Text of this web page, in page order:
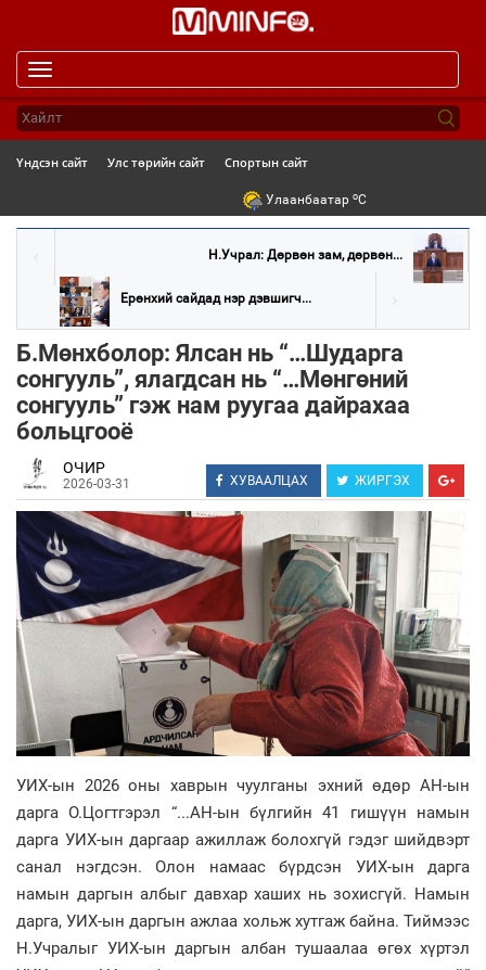
navigation
Үндсэн сайт Улс төрийн сайт Спортын сайт
Улаанбаатар oC
Н.Учрал: Дөрвөн зам, дөрвөн...
Ерөнхий сайдад нэр дэвшигч...
Б.Мөнхболор: Ялсан нь “…Шударга
сонгууль”, ялагдсан нь “…Мөнгөний
сонгууль” гэж нам руугаа дайрахаа
больцгооё
ОЧИР
2026-03-31 ХУВААЛЦАХ ЖИРГЭХ
УИХ-ын 2026 оны хаврын чуулганы эхний өдөр АН-ын
дарга О.Цогтгэрэл “...АН-ын бүлгийн 41 гишүүн намын
дарга УИХ-ын даргаар ажиллаж болохгүй гэдэг шийдвэрт
санал нэгдсэн. Олон намаас бүрдсэн УИХ-ын дарга
намын даргын албыг давхар хаших нь зохисгүй. Намын
дарга, УИХ-ын даргын ажлаа хольж хутгаж байна. Тиймээс
Н.Учралыг УИХ-ын даргын албан тушаалаа өгөх хүртэл